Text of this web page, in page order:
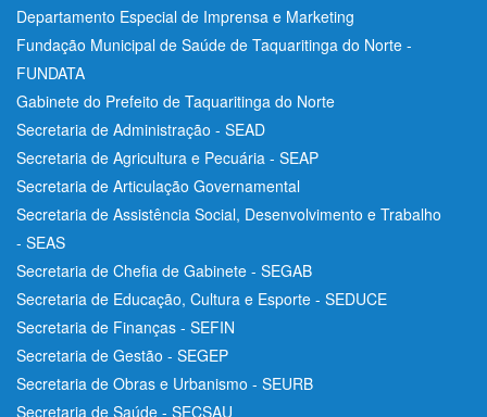
Departamento Especial de Imprensa e Marketing
Fundação Municipal de Saúde de Taquaritinga do Norte -
FUNDATA
Gabinete do Prefeito de Taquaritinga do Norte
Secretaria de Administração - SEAD
Secretaria de Agricultura e Pecuária - SEAP
Secretaria de Articulação Governamental
Secretaria de Assistência Social, Desenvolvimento e Trabalho
- SEAS
Secretaria de Chefia de Gabinete - SEGAB
Secretaria de Educação, Cultura e Esporte - SEDUCE
Secretaria de Finanças - SEFIN
Secretaria de Gestão - SEGEP
Secretaria de Obras e Urbanismo - SEURB
Secretaria de Saúde - SECSAU